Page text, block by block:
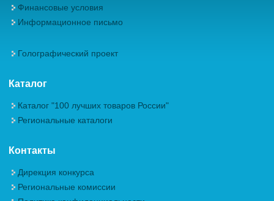
Финансовые условия
Информационное письмо
Голографический проект
Каталог
Каталог "100 лучших товаров России"
Региональные каталоги
Контакты
Дирекция конкурса
Региональные комиссии